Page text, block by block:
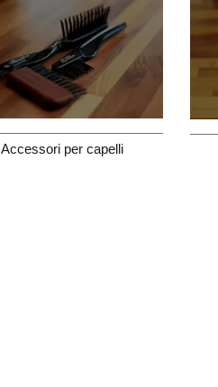
Accessori per capelli